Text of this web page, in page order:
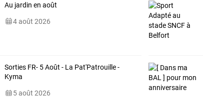
Au jardin en août
4 août 2026
Sorties FR- 5 Août - La Pat'Patrouille -
Kyma
5 août 2026